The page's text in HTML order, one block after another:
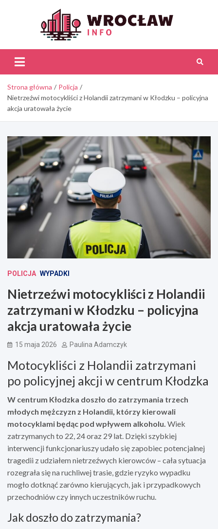
Strona główna
Policja
Nietrzeźwi motocykliści z Holandii zatrzymani w Kłodzku – policyjna
akcja uratowała życie
POLICJA WYPADKI
Nietrzeźwi motocykliści z Holandii
zatrzymani w Kłodzku – policyjna
akcja uratowała życie
15 maja 2026 Paulina Adamczyk
Motocykliści z Holandii zatrzymani
po policyjnej akcji w centrum Kłodzka
W centrum Kłodzka doszło do zatrzymania trzech
młodych mężczyzn z Holandii, którzy kierowali
motocyklami będąc pod wpływem alkoholu. Wiek
zatrzymanych to 22, 24 oraz 29 lat. Dzięki szybkiej
interwencji funkcjonariuszy udało się zapobiec potencjalnej
tragedii z udziałem nietrzeźwych kierowców – cała sytuacja
rozegrała się na ruchliwej trasie, gdzie ryzyko wypadku
mogło dotknąć zarówno kierujących, jak i przypadkowych
przechodniów czy innych uczestników ruchu.
Jak doszło do zatrzymania?